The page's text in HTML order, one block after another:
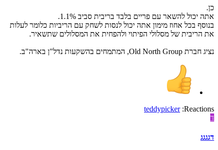
כן.
אתה יכול להשאר עם פריים בלבד בריבית סביב 1.1%.
בנוסף בכל אחוז מימון אתה יכול לנסות לשחק עם הריביות כלומר לעלות
את הריבית של מסלולי הפיתוי ולהפחית את המסלולים שתשאיר.
נציג חברת Old North Group, המתמחים בהשקעות נדל"ן בארה"ב.
Reactions:
teddypicker
ד
דגגגג